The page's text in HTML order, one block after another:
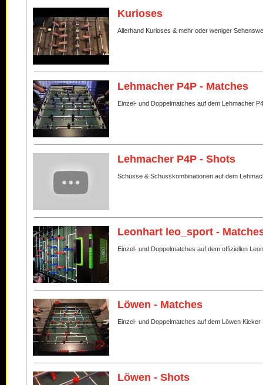
Kurioses
Allerhand Kurioses & mehr oder weniger
Lehmacher P4P - Matches
Einzel- und Doppelmatches auf dem Lehmacher
Lehmacher P4P - Shots
Schüsse & Schusskombinationen auf dem
Leonhart leo_sport -
Einzel- und Doppelmatches auf dem offiziellen
Löwen - Matches
Einzel- und Doppelmatches auf dem Löwen Kicker
Löwen - Shots